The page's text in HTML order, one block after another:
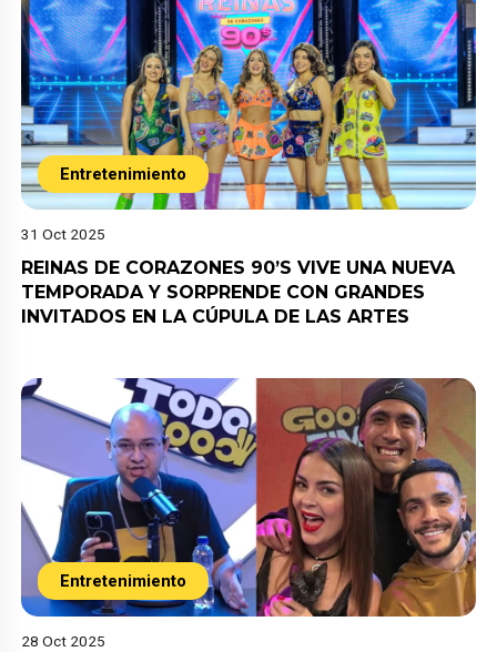
Entretenimiento
31 Oct 2025
REINAS DE CORAZONES 90’S VIVE UNA NUEVA
TEMPORADA Y SORPRENDE CON GRANDES
INVITADOS EN LA CÚPULA DE LAS ARTES
Entretenimiento
28 Oct 2025